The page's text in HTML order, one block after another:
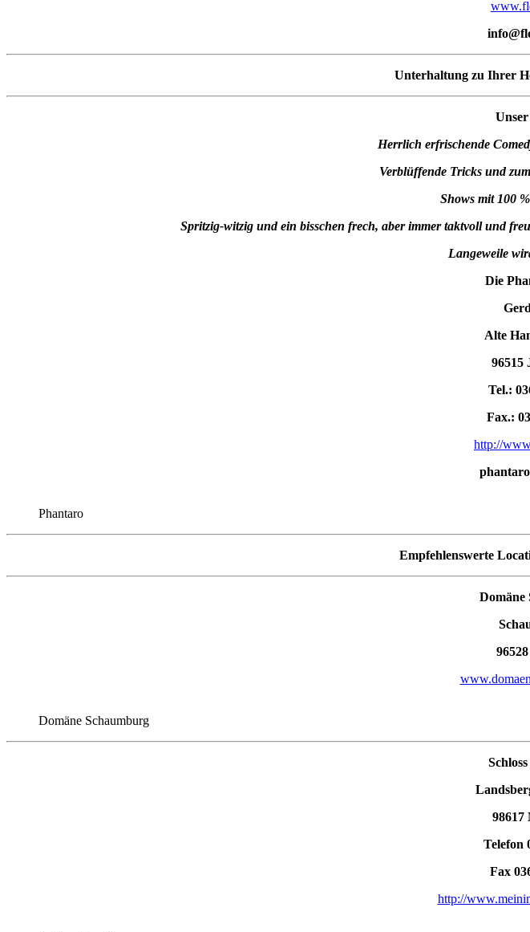
Unterhaltung zu Ihrer
Herrlich erfrischende
Verblüffende Tricks und
Shows mit 100
Spritzig-witzig und ein bisschen frech, aber immer taktvoll und
Langeweile
Die
Alte
96515
Tel.:
Fax.:
http://
Phantaro
Empfehlenswerte
Domäne
Domäne Schaumburg
98617
Telefon
Fax
http://